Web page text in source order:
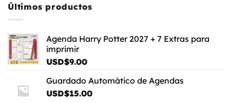
Últimos productos
Agenda Harry Potter 2027 + 7 Extras para
imprimir
USD$9.00
Guardado Automático de Agendas
USD$15.00